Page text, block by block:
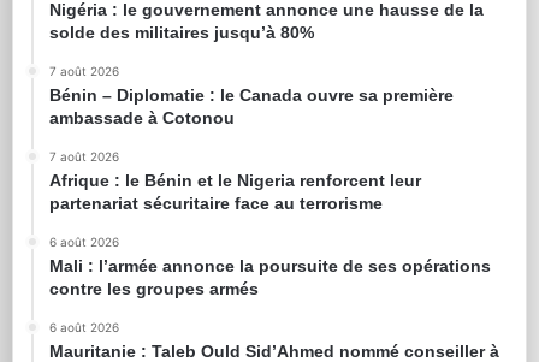
Nigéria : le gouvernement annonce une hausse de la
solde des militaires jusqu’à 80%
7 août 2026
Bénin – Diplomatie : le Canada ouvre sa première
ambassade à Cotonou
7 août 2026
Afrique : le Bénin et le Nigeria renforcent leur
partenariat sécuritaire face au terrorisme
6 août 2026
Mali : l’armée annonce la poursuite de ses opérations
contre les groupes armés
6 août 2026
Mauritanie : Taleb Ould Sid’Ahmed nommé conseiller à